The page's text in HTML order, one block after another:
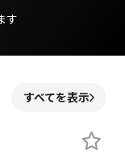
す
すべてを表示